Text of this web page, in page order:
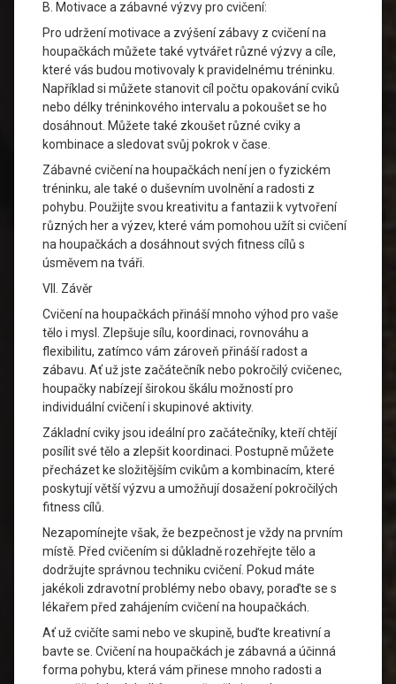
B. Motivace a zábavné výzvy pro cvičení:
Pro udržení motivace a zvýšení zábavy z cvičení na
houpačkách můžete také vytvářet různé výzvy a cíle,
které vás budou motivovaly k pravidelnému tréninku.
Například si můžete stanovit cíl počtu opakování cviků
nebo délky tréninkového intervalu a pokoušet se ho
dosáhnout. Můžete také zkoušet různé cviky a
kombinace a sledovat svůj pokrok v čase.
Zábavné cvičení na houpačkách není jen o fyzickém
tréninku, ale také o duševním uvolnění a radosti z
pohybu. Použijte svou kreativitu a fantazii k vytvoření
různých her a výzev, které vám pomohou užít si cvičení
na houpačkách a dosáhnout svých fitness cílů s
úsměvem na tváři.
VII. Závěr
Cvičení na houpačkách přináší mnoho výhod pro vaše
tělo i mysl. Zlepšuje sílu, koordinaci, rovnováhu a
flexibilitu, zatímco vám zároveň přináší radost a
zábavu. Ať už jste začátečník nebo pokročilý cvičenec,
houpačky nabízejí širokou škálu možností pro
individuální cvičení i skupinové aktivity.
Základní cviky jsou ideální pro začátečníky, kteří chtějí
posílit své tělo a zlepšit koordinaci. Postupně můžete
přecházet ke složitějším cvikům a kombinacím, které
poskytují větší výzvu a umožňují dosažení pokročilých
fitness cílů.
Nezapomínejte však, že bezpečnost je vždy na prvním
místě. Před cvičením si důkladně rozehřejte tělo a
dodržujte správnou techniku cvičení. Pokud máte
jakékoli zdravotní problémy nebo obavy, poraďte se s
lékařem před zahájením cvičení na houpačkách.
Ať už cvičíte sami nebo ve skupině, buďte kreativní a
bavte se. Cvičení na houpačkách je zábavná a účinná
forma pohybu, která vám přinese mnoho radosti a